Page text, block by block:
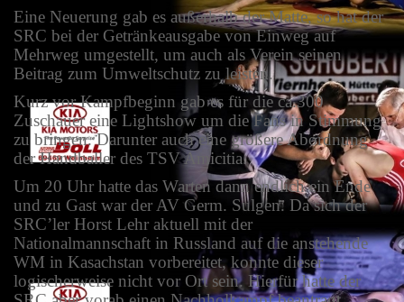
Eine Neuerung gab es außerhalb der Matte, so hat der
SRC bei der Getränkeausgabe von Einweg auf
Mehrweg umgestellt, um auch als Verein seinen
Beitrag zum Umweltschutz zu leisten.
Kurz vor Kampfbeginn gab es für die ca.300
Zuschauer eine Lightshow um die Fans in Stimmung
zu bringen. Darunter auch eine größere Abordnung
der Handballer des TSV Amicitia.
Um 20 Uhr hatte das Warten dann endlich ein Ende
und zu Gast war der AV Germ. Sulgen. Da sich der
SRC’ler Horst Lehr aktuell mit der
Nationalmannschaft in Russland auf die anstehende
WM in Kasachstan vorbereitet, konnte dieser
logischerweise nicht vor Ort sein. Hierfür hatte der